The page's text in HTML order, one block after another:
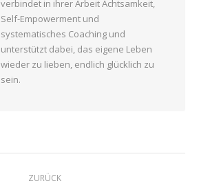
verbindet in ihrer Arbeit Achtsamkeit,
Self-Empowerment und
systematisches Coaching und
unterstützt dabei, das eigene Leben
wieder zu lieben, endlich glücklich zu
sein.
ZURÜCK